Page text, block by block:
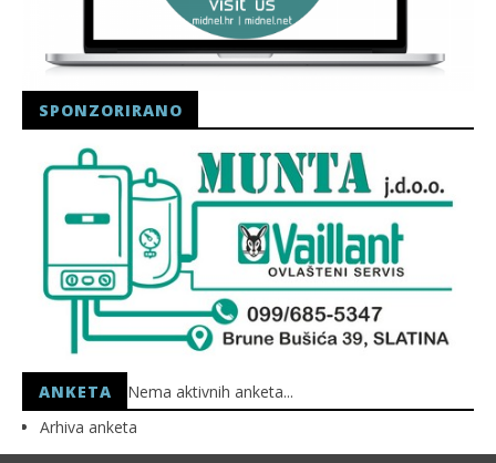
SPONZORIRANO
ANKETA
Nema aktivnih anketa...
Arhiva anketa